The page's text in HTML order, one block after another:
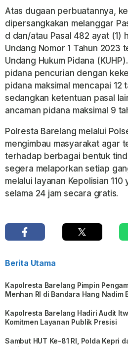
Atas dugaan perbuatannya,
dipersangkakan melanggar
d dan/atau Pasal 482 ayat (1)
Undang Nomor 1 Tahun 2023
Undang Hukum Pidana
pidana pencurian dengan
pidana maksimal mencapai 12
sedangkan ketentuan pasal
ancaman pidana maksimal 9
Polresta Barelang melalui
mengimbau masyarakat agar
terhadap berbagai bentuk
segera melaporkan setiap
melalui layanan Kepolisian
selama 24 jam secara gratis.
Berita Utama
Kapolresta Barelang Pimpin
Menhan RI di Bandara Hang Nadim
Kapolresta Barelang Hadiri Audit
Komitmen Layanan Publik Presisi
Sambut HUT Ke-81 RI, Polda Kepri